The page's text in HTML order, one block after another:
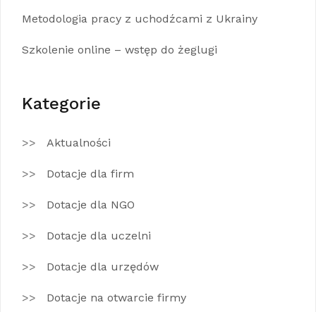
Metodologia pracy z uchodźcami z Ukrainy
Szkolenie online – wstęp do żeglugi
Kategorie
Aktualności
Dotacje dla firm
Dotacje dla NGO
Dotacje dla uczelni
Dotacje dla urzędów
Dotacje na otwarcie firmy